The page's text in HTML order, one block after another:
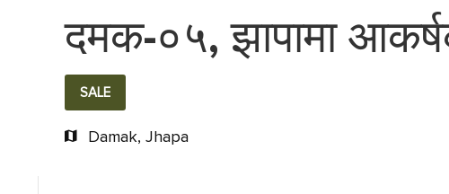
दमक-०५, झापामा
SALE
Damak, Jhapa